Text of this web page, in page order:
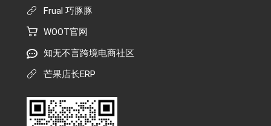
Frual 巧豚豚
WOOT官网
知无不言跨境电商社区
芒果店长ERP